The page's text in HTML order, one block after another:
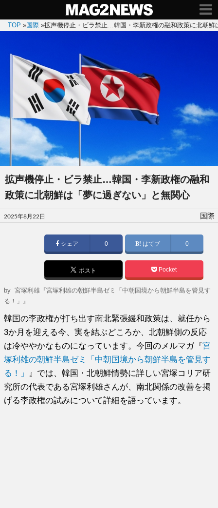
TOP »国際 »拡声機停止・ビラ禁止…韓国・李新政権の融和政策に北朝鮮
拡声機停止・ビラ禁止…韓国・李新政権の融和
政策に北朝鮮は「夢に過ぎない」と無関心
投
稿
2025年8月22日 国際
シェア 0 はてブ 0
ポスト Pocket
by宮塚利雄『宮塚利雄の朝鮮半島ゼミ「中朝国境から朝鮮半島を管見す
る！」』
韓国の李政権が打ち出す南北緊張緩和政策は、就任から
3か月を迎える今、実を結ぶどころか、北朝鮮側の反応
は冷ややかなものになっています。今回のメルマガ『宮
塚利雄の朝鮮半島ゼミ「中朝国境から朝鮮半島を管見す
る！」
』では、韓国・北朝鮮情勢に詳しい宮塚コリア研
究所の代表である宮塚利雄さんが、南北関係の改善を掲
げる李政権の試みについて詳細を語っています。